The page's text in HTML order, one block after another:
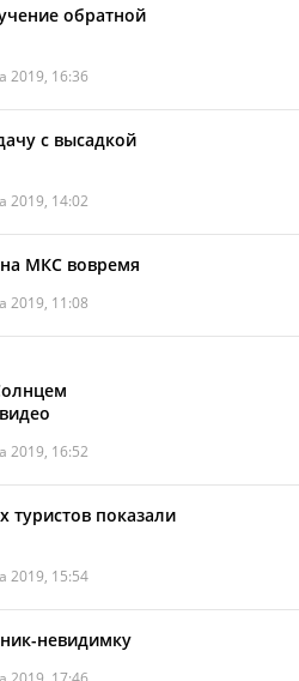
обратной
2019, 16:36
с высадкой
2019, 14:02
МКС вовремя
2019, 11:08
2019, 16:52
туристов показали
2019, 15:54
невидимку